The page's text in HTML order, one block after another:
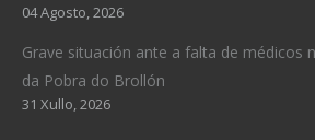
04 Agosto, 2026
Grave situación ante a falta de médicos
da Pobra do Brollón
31 Xullo, 2026